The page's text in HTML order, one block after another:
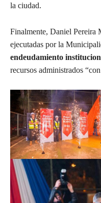
la ciudad.
Finalmente, Daniel Pereira
ejecutadas por la
endeudamiento
recursos administrados